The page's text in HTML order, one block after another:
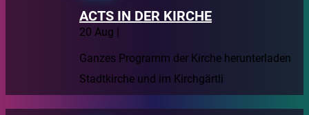
ACTS IN DER KIRCHE
20 Aug |
Ganzes Programm der Kirche herunterladen
Stadtkirche und im Kirchgärtli